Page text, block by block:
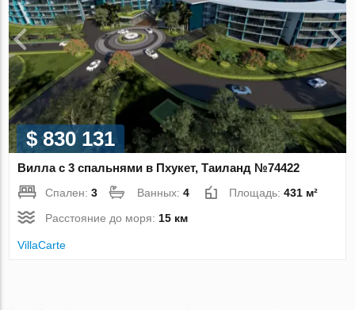
$ 830 131
Вилла с 3 спальнями в Пхукет, Таиланд №74422
Спален:3 Ванных:4 Площадь:431 м²
Расстояние до моря: 15 км
VillaСarte